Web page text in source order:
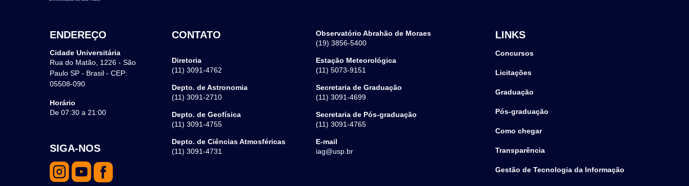
ENDEREÇO
Cidade Universitária
Rua do Matão, 1226 - São
Paulo SP - Brasil - CEP:
05508-090
Horário
De 07:30 a 21:00
CONTATO
Diretoria
(11) 3091-4762
Depto. de Astronomia
(11) 3091-2710
Depto. de Geofísica
(11) 3091-4755
Depto. de Ciências Atmosféricas
(11) 3091-4731
Observatório Abrahão de Moraes
(19) 3856-5400
Estação Meteorológica
(11) 5073-9151
Secretaria de Graduação
(11) 3091-4699
Secretaria de Pós-graduação
(11) 3091-4765
E-mail
iag@usp.br
LINKS
Concursos
Licitações
Graduação
Pós-graduação
Como chegar
Transparência
Gestão de Tecnologia da Informação
SIGA-NOS